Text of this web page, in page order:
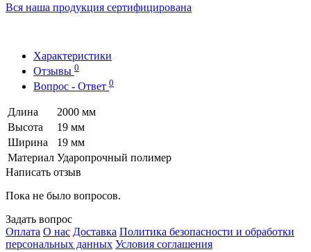
Вся наша продукция сертифицирована
Характеристики
Отзывы 0
Вопрос - Ответ 0
Длина
2000 мм
Высота
19 мм
Ширина
19 мм
Материал Ударопрочный полимер
Написать отзыв
Пока не было вопросов.
Задать вопрос
Оплата О нас Доставка Политика безопасности и обработки
персональных данных Условия соглашения